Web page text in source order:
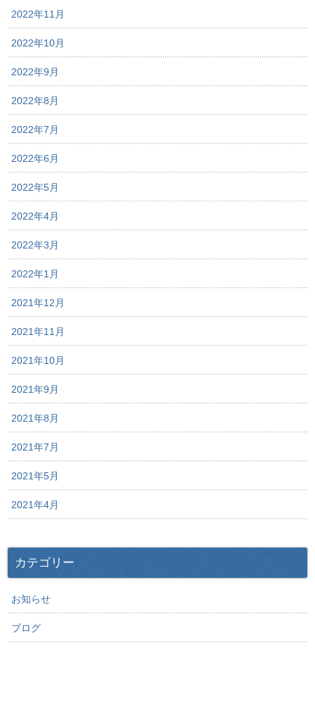
2022年11月
2022年10月
2022年9月
2022年8月
2022年7月
2022年6月
2022年5月
2022年4月
2022年3月
2022年1月
2021年12月
2021年11月
2021年10月
2021年9月
2021年8月
2021年7月
2021年5月
2021年4月
カテゴリー
お知らせ
ブログ